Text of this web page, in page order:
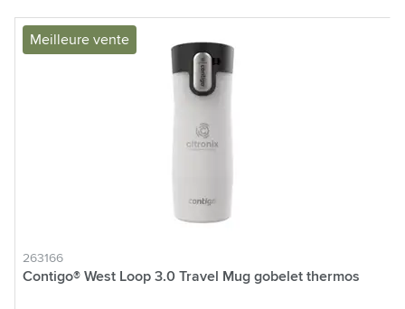
Meilleure vente
263166
Contigo® West Loop 3.0 Travel Mug gobelet thermos